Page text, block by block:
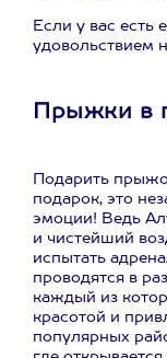
Если у вас есть
удовольствием
Прыжки в
Подарить
подарок, это
эмоции! Ведь
и чистейший
испытать
проводятся в
каждый из
красотой и
популярных